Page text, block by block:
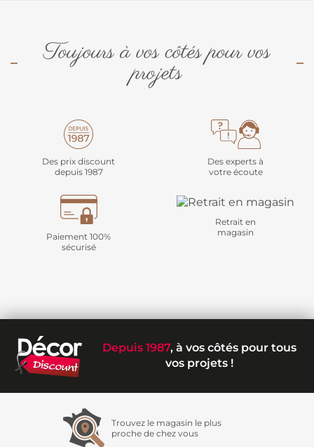
Toujours à vos côtés pour vos
projets
Des prix discount
depuis 1987
Des experts à
votre écoute
Paiement 100%
sécurisé
Retrait en
magasin
Depuis 1987, à vos côtés pour tous
vos projets !
Trouvez le magasin le plus
proche de chez vous